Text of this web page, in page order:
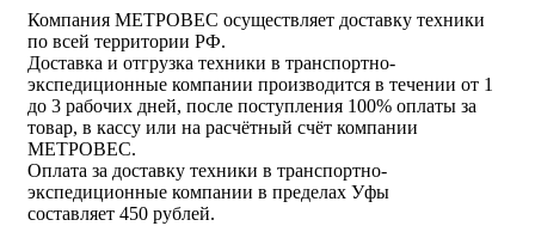
Компания МЕТРОВЕС осуществляет доставку техники
по всей территории РФ.
Доставка и отгрузка техники в транспортно-
экспедиционные компании производится в течении от 1
до 3 рабочих дней, после поступления 100% оплаты за
товар, в кассу или на расчётный счёт компании
МЕТРОВЕС.
Оплата за доставку техники в транспортно-
экспедиционные компании в пределах Уфы
составляет 450 рублей.